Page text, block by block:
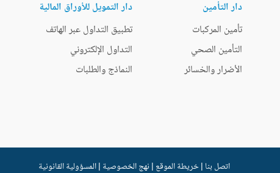
دار التأمين
تأمين المركبات
التأمين الصحي
الأضرار والخسائر
دار التمويل للأوراق المالية
تطبيق التداول عبر الهاتف
التداول الإلكتروني
النماذج والطلبات
اتصل بنا |خريطة الموقع |نهج الخصوصية |المسؤولية القانونية